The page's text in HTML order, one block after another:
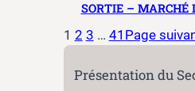
SORTIE – MARCHÉ
1 2 3 … 41 Page
Présentation du